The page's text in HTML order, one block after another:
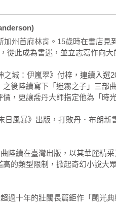
森無止境的奇思妙想，以及令人
折的冒險情節絕對超乎想像。」
森是這個時代最棒的奇科幻作
騎士》作者）
情節發展高潮迭起，最終的逆
的自信，卻是山德森又一次的
而且是這個時代真正才華橫溢的
加州首府林肯。15歲時在書店見
從此成為書迷，並立志寫作向大
之城：伊嵐翠》付梓，連續入選
後陸續寫下「迷霧之子」三部
，更讓喬丹大師指定他為「時
日風暴》出版，打敗丹．布朗
陸續在臺灣出版，以其華麗精
的類型限制，掀起奇幻小說大
過十年的壯闊長篇鉅作「颶光